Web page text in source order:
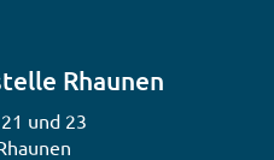
Rhaunen
und 23